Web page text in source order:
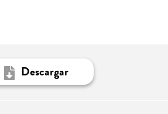
Descargar